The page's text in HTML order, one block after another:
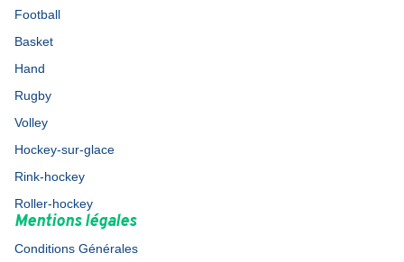
Football
Basket
Hand
Rugby
Volley
Hockey-sur-glace
Rink-hockey
Roller-hockey
Mentions légales
Conditions Générales